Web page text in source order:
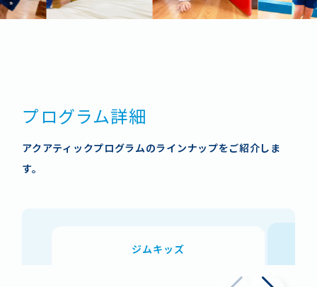
プログラム詳細
アクアティックプログラムのラインナップをご紹介しま
す。
ジムキッズ